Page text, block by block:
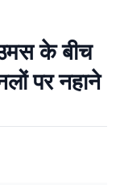
के बीच
पर नहाने